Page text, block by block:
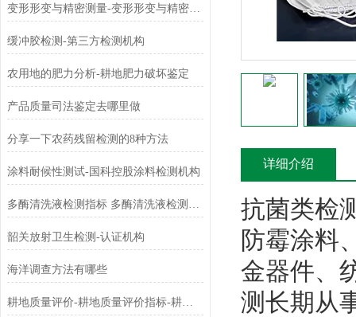
变形形变与精密测量-变形形变与精密测量方法-变形形变与精密测量机构
缓冲胶检测-第三方检测机构
农用地的肥力分析-耕地肥力破坏鉴定
产品质量司法鉴定去哪里做
分享一下农药残留检测的8种方法
涂料耐候性测试-国科控股涂料检测机构
多酶清洗液检测指标 多酶清洗液检测标准介绍
韶关放射卫生检测-认证机构
海洋调查方法有哪些
耕地质量评价-耕地质量评价指标-耕地质量评价方法-耕地质量评价步骤
详细介绍
抗菌类检
防霉涂料
金器件、
测长期从